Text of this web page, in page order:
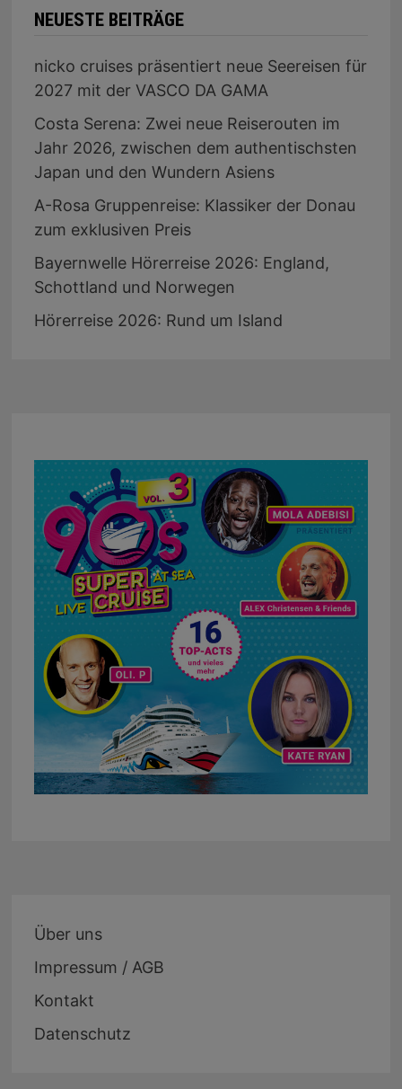
NEUESTE BEITRÄGE
nicko cruises präsentiert neue Seereisen für
2027 mit der VASCO DA GAMA
Costa Serena: Zwei neue Reiserouten im
Jahr 2026, zwischen dem authentischsten
Japan und den Wundern Asiens
A-Rosa Gruppenreise: Klassiker der Donau
zum exklusiven Preis
Bayernwelle Hörerreise 2026: England,
Schottland und Norwegen
Hörerreise 2026: Rund um Island
Über uns
Impressum / AGB
Kontakt
Datenschutz